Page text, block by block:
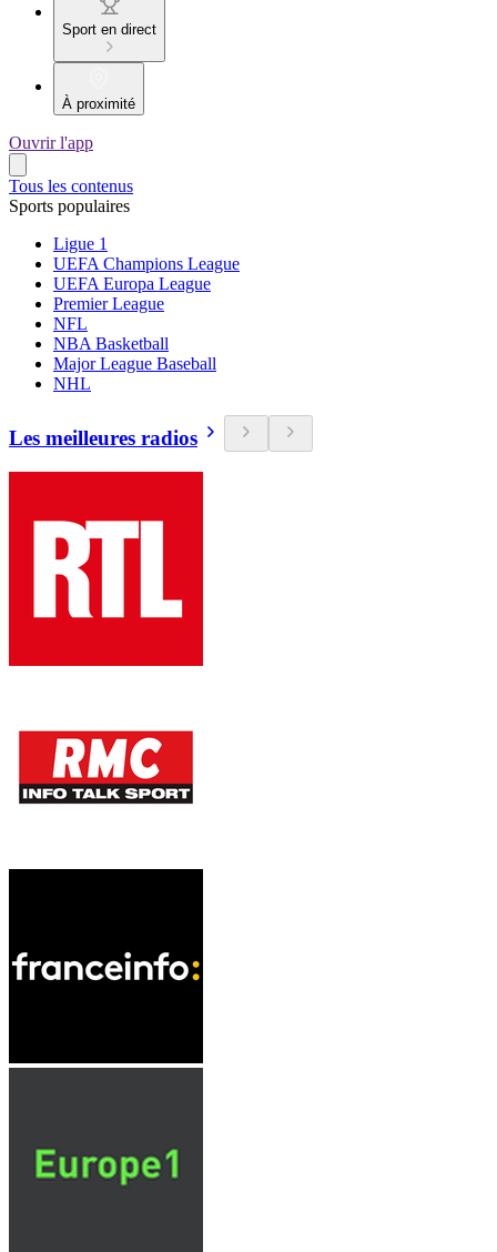
Sport en direct
À proximité
Ouvrir l'app
Tous les contenus
Sports populaires
Ligue 1
UEFA Champions League
UEFA Europa League
Premier League
NFL
NBA Basketball
Major League Baseball
NHL
Les meilleures radios